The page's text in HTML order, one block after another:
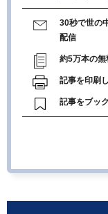
30秒で世の
配信
約5万本の
記事を印刷
記事をブッ